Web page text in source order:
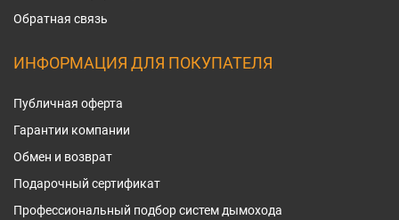
Обратная связь
ИНФОРМАЦИЯ ДЛЯ ПОКУПАТЕЛЯ
Публичная оферта
Гарантии компании
Обмен и возврат
Подарочный сертификат
Профессиональный подбор систем дымохода